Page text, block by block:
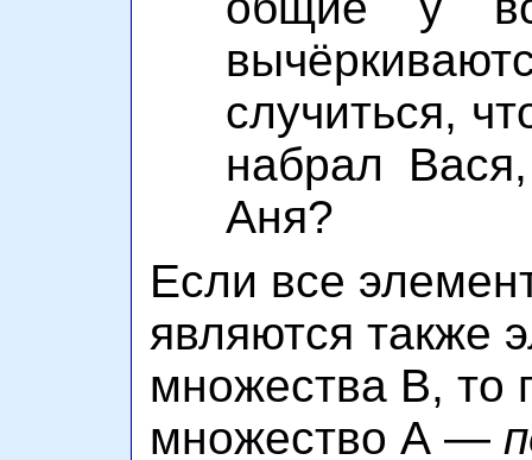
случиться,
набрал
Аня?
Если все
являются также
множества В, то
множество А —